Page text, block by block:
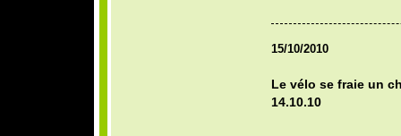
15/10/2010
Le vélo se fraie un
14.10.10